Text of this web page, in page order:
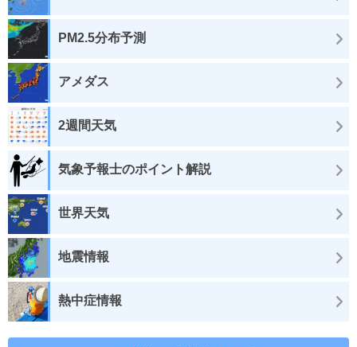
PM2.5分布予測
アメダス
2週間天気
気象予報士のポイント解説
世界天気
地震情報
熱中症情報